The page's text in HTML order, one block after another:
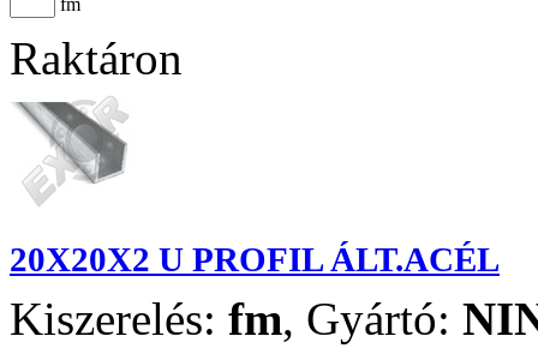
fm
Raktáron
20X20X2 U PROFIL ÁLT.ACÉL
Kiszerelés: fm, Gyártó: